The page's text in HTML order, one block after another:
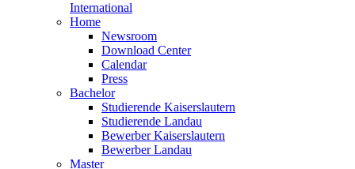
International
Home
Newsroom
Download Center
Calendar
Press
Bachelor
Studierende Kaiserslautern
Studierende Landau
Bewerber Kaiserslautern
Bewerber Landau
Master